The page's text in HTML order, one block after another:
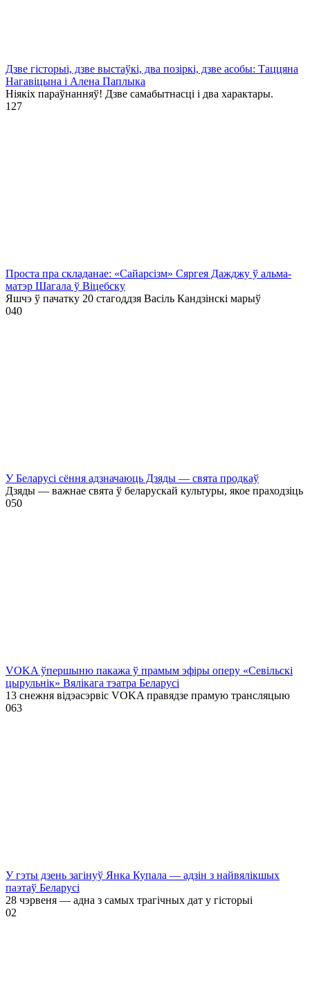
Дзве гісторыі, дзве выстаўкі, два позіркі, дзве асобы: Таццяна
Нагавіцына і Алена Паплыка
Ніякіх параўнанняў! Дзве самабытнасці і два характары.
1 27
Проста пра складанае: «Сайарсізм» Сяргея Дажджу ў альма-
матэр Шагала ў Віцебску
Яшчэ ў пачатку 20 стагоддзя Васіль Кандзінскі марыў
040
У Беларусі сёння адзначаюць Дзяды — свята продкаў
Дзяды — важнае свята ў беларускай культуры, якое праходзіць
050
VOKA ўпершыню пакажа ў прамым эфіры оперу «Севільскі
цырульнік» Вялікага тэатра Беларусі
13 снежня відэасэрвіс VOKA правядзе прамую трансляцыю
063
У гэты дзень загінуў Янка Купала — адзін з найвялікшых
паэтаў Беларусі
28 чэрвеня — адна з самых трагічных дат у гісторыі
02